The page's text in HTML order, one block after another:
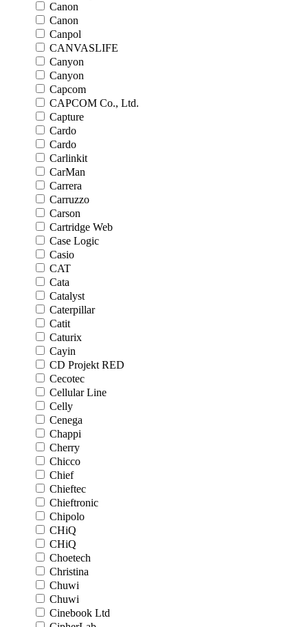
Canon
Canon
Canpol
CANVASLIFE
Canyon
Canyon
Capcom
CAPCOM Co., Ltd.
Capture
Cardo
Cardo
Carlinkit
CarMan
Carrera
Carruzzo
Carson
Cartridge Web
Case Logic
Casio
CAT
Cata
Catalyst
Caterpillar
Catit
Caturix
Cayin
CD Projekt RED
Cecotec
Cellular Line
Celly
Cenega
Chappi
Cherry
Chicco
Chief
Chieftec
Chieftronic
Chipolo
CHiQ
CHiQ
Choetech
Christina
Chuwi
Chuwi
Cinebook Ltd